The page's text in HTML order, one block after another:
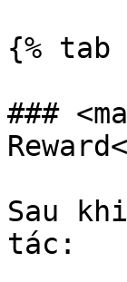
{%
###
Sau
tác: